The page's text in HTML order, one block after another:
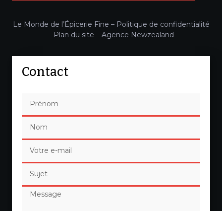
Le Monde de l’Épicerie Fine – Politique de confidentialité
– Plan du site – Agence Newzealand
Contact